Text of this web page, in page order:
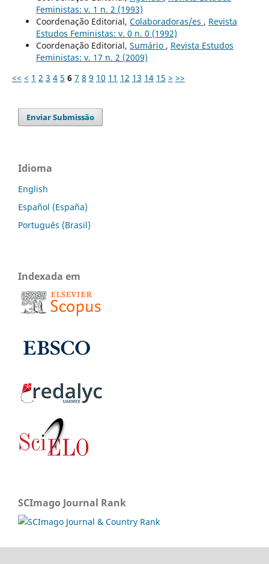
Feministas: v. 1 n. 2 (1993)
Coordenação Editorial, Colaboradoras/es , Revista
Estudos Feministas: v. 0 n. 0 (1992)
Coordenação Editorial, Sumário , Revista Estudos
Feministas: v. 17 n. 2 (2009)
<< < 1 2 3 4 5 6 7 8 9 10 11 12 13 14 15 > >>
Enviar Submissão
Idioma
English
Español (España)
Português (Brasil)
Indexada em
SCImago Journal Rank